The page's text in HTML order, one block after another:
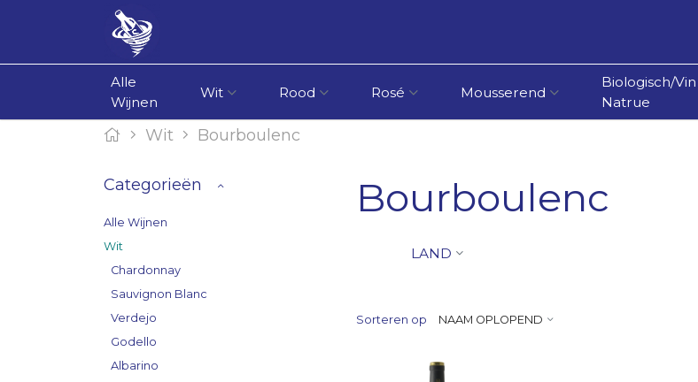
Alle
Wijnen
Wit Rood Rosé Mousserend
Biologisch/Vin
Natrue
Wit Bourboulenc
Categorieën
Alle Wijnen
Wit
Chardonnay
Sauvignon Blanc
Verdejo
Godello
Albarino
Bourboulenc
LAND
Sorteren op NAAM OPLOPEND